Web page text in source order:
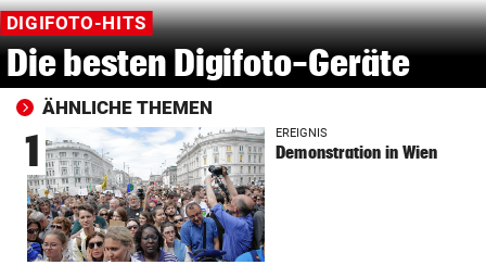
DIGIFOTO-HITS
Die besten Digifoto-Geräte
ÄHNLICHE THEMEN
1 EREIGNIS
Demonstration in Wien